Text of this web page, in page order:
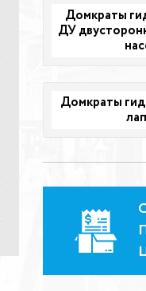
Домкраты
ДУ
Домкраты